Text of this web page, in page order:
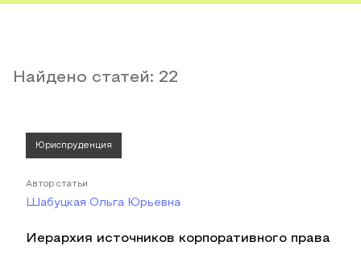
Найдено статей: 22
Юриспруденция
Автор статьи
Шабуцкая Ольга Юрьевна
Иерархия источников корпоративного права